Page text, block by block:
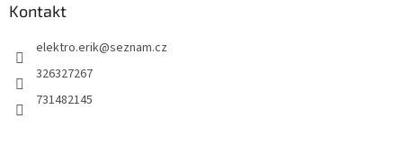
Kontakt
elektro.erik@seznam.cz
326327267
731482145